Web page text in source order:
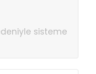
sisteme